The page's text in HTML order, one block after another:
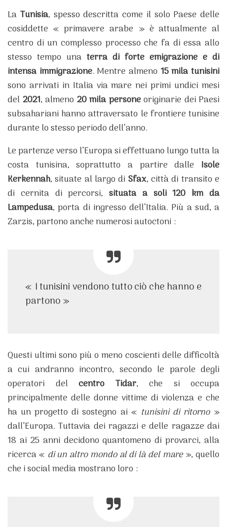
La Tunisia, spesso descritta come il solo Paese delle
cosiddette « primavere arabe » è attualmente al
centro di un complesso processo che fa di essa allo
stesso tempo una terra di forte emigrazione e di
intensa immigrazione. Mentre almeno 15 mila tunisini
sono arrivati in Italia via mare nei primi undici mesi
del 2021, almeno 20 mila personeoriginarie dei Paesi
subsahariani hanno attraversato le frontiere tunisine
durante lo stesso periodo dell’anno.
Le partenze verso l’Europa si effettuano lungo tutta la
costa tunisina, soprattutto a partire dalle Isole
Kerkennah, situate al largo di Sfax, città di transito e
di cernita di percorsi,situata a soli 120 km da
Lampedusa, porta di ingresso dell’Italia. Più a sud, a
Zarzis, partono anche numerosi autoctoni :
« I tunisini vendono tutto ciò che hanno e
partono »
Questi ultimi sono più o meno coscienti delle difficoltà
a cui andranno incontro, secondo le parole degli
operatori del centro Tidar, che si occupa
principalmente delle donne vittime di violenza e che
ha un progetto di sostegno ai « tunisini di ritorno»
dall’Europa. Tuttavia dei ragazzi e delle ragazze dai
18 ai 25 anni decidono quantomeno di provarci, alla
ricerca « di un altro mondo al di là del mare», quello
che i social media mostrano loro :